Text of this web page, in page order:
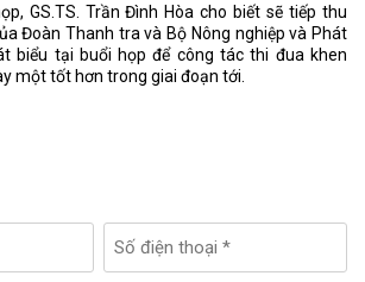
GS.TS. Trần Đình Hòa cho biết sẽ tiếp thu
Đoàn Thanh tra và Bộ Nông nghiệp và Phát
biểu tại buổi họp để công tác thi đua khen
một tốt hơn trong giai đoạn tới.